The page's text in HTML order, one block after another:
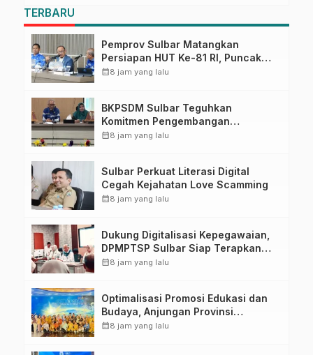
TERBARU
Pemprov Sulbar Matangkan
Persiapan HUT Ke-81 RI, Puncak
Upacara di Lapangan Ahmad
calendar_month8 jam yang lalu
BKPSDM Sulbar Teguhkan
Komitmen Pengembangan
Kompetensi ASN melalui
calendar_month8 jam yang lalu
Sulbar Perkuat Literasi Digital
Cegah Kejahatan Love Scamming
calendar_month8 jam yang lalu
Dukung Digitalisasi Kepegawaian,
DPMPTSP Sulbar Siap Terapkan
Aplikasi FLEKSI ASN
calendar_month8 jam yang lalu
Optimalisasi Promosi Edukasi dan
Budaya, Anjungan Provinsi
Sulawesi Barat Perkuat Kolaborasi
calendar_month8 jam yang lalu